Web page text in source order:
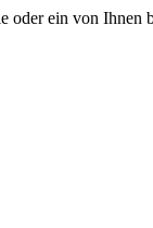
oder ein von Ihnen